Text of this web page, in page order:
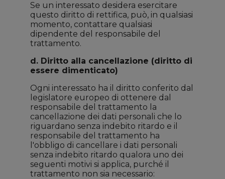
Se un interessato desidera esercitare
questo diritto di rettifica, può, in qualsiasi
momento, contattare qualsiasi
dipendente del responsabile del
trattamento.
d. Diritto alla cancellazione (diritto di
essere dimenticato)
Ogni interessato ha il diritto conferito dal
legislatore europeo di ottenere dal
responsabile del trattamento la
cancellazione dei dati personali che lo
riguardano senza indebito ritardo e il
responsabile del trattamento ha
l'obbligo di cancellare i dati personali
senza indebito ritardo qualora uno dei
seguenti motivi si applica, purché il
trattamento non sia necessario: